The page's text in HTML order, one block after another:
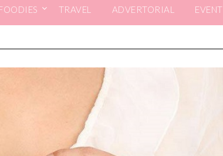
TRAVEL ADVERTORIAL EVENT